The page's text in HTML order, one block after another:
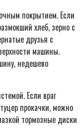
покрытием. Если
хлеб, зерно с
друзья с
машины.
недешево
Если враг
прокачки, можно
тормозные диски